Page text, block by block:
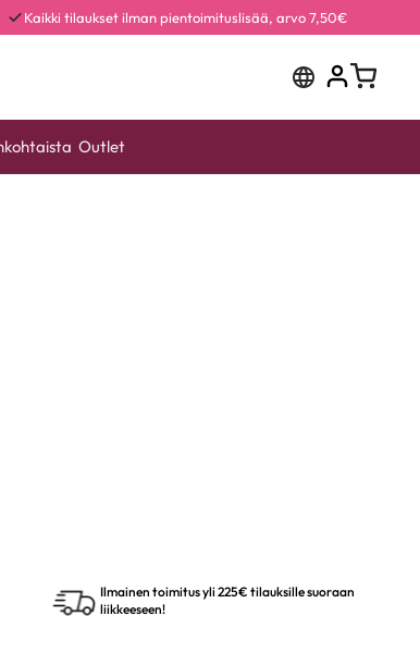
Kaikki tilaukset ilman pientoimituslisää, arvo 7,50€
Outlet
Ilmainen toimitus yli 225€ tilauksille suoraan
liikkeeseen!